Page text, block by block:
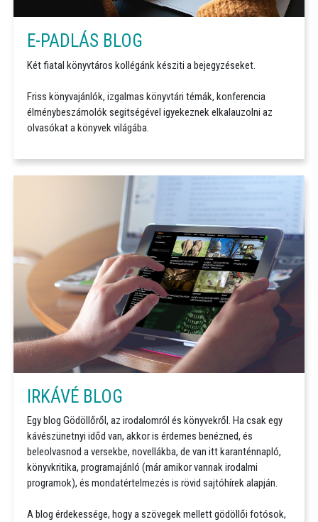
E-PADLÁS BLOG
Két fiatal könyvtáros kollégánk késziti a bejegyzéseket.
Friss könyvajánlók, izgalmas könyvtári témák, konferencia
élménybeszámolók segitségével igyekeznek elkalauzolni az
olvasókat a könyvek világába.
IRKÁVÉ BLOG
Egy blog Gödöllőről, az irodalomról és könyvekről. Ha csak egy
kávészünetnyi időd van, akkor is érdemes benézned, és
beleolvasnod a versekbe, novellákba, de van itt karanténnapló,
könyvkritika, programajánló (már amikor vannak irodalmi
programok), és mondatértelmezés is rövid sajtóhírek alapján.
A blog érdekessége, hogy a szövegek mellett gödöllői fotósok,